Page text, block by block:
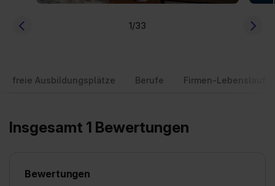
1/33
freie Ausbildungsplätze Berufe Firmen-Lebenslauf
Insgesamt 1 Bewertungen
Bewertungen